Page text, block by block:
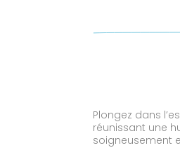
Plongez dans
réunissant une
soigneusement